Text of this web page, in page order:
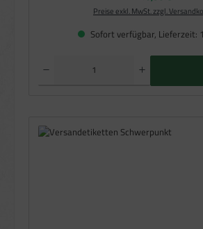
Preise exkl. MwSt. zzgl.
Sofort verfügbar, Lieferzeit:
Produkt Anzahl: Gib den gewünschten Wert ein oder